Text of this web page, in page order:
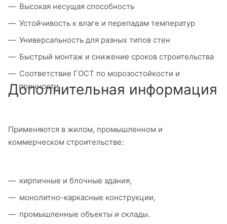
Высокая несущая способность
Устойчивость к влаге и перепадам температур
Универсальность для разных типов стен
Быстрый монтаж и снижение сроков строительства
Соответствие ГОСТ по морозостойкости и
прочности
Дополнительная информация
Применяются в жилом, промышленном и
коммерческом строительстве:
кирпичные и блочные здания,
монолитно-каркасные конструкции,
промышленные объекты и склады.